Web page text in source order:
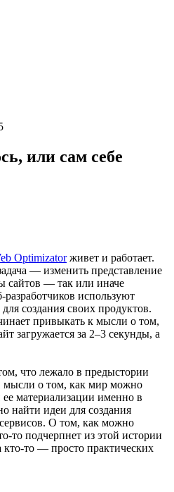
или сам себе
Optimizatorживет и работает.
— изменить представление
сайтов — так или иначе
разработчиков используют
создания своих продуктов.
привыкать к мысли о том,
загружается за 2–3 секунды, а
что лежало в предыстории
мысли о том, как мир можно
материализации именно в
найти идеи для создания
О том, как можно
то подчерпнет из этой истории
то — просто практических